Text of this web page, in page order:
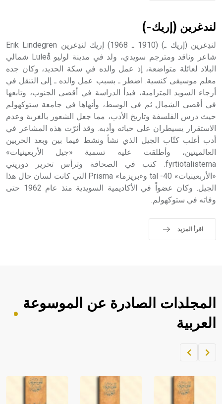
لندغرين (إريك-)
لندِغرين (إريك ـ) (1910 ـ 1968) إريك لندِغرين Erik Lindegren
شاعر وناقد ومترجم سويدي، ولد في مدينة لوليو Luleå شمالي
البلاد لعائلة متواضعة، إذ عمل والده في سكة الحديد، وكان جده
معلم موسيقى كنسية. اضطر ـ بسبب عمل والده ـ إلى التنقل في
أرجاء السويد المترامية، فبدأ الدراسة في أقصى الجنوب، وتابعها
في أقصى الشمال ثم في الوسط، وأنهاها في جامعة ستوكهولم
حيث درس الفلسفة وتاريخ الأدب، مما جعل الشعور بالغربة وعدم
الاستقرار يسيطران على حياته وأدبه. وقد أثرّت هذه المشاعر في
أدب أغلب كتّاب الجيل الذي نشأ ونشط فيما بين وبعد الحربين
العالميتين، وأطلقت عليه تسمية «جيل الأربعينيات»
fyrtiotalisterna. كتب في الصحافة وترأس تحرير دوريتي
«الأربعينيات» 40- tal و«بريزما» Prisma التي كانت لسان حال هذا
الجيل. وكان عضواً في الأكاديمية السويدية منذ عام 1962 حتى
وفاته في ستوكهولم.
اقرأ المزيد
المجلدات الصادرة عن الموسوعة
العربية